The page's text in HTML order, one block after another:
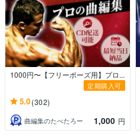
1000円〜【フリーポーズ用】プロ...
定期購入可
5.0(302)
曲編集のたべたろー 1,000 円